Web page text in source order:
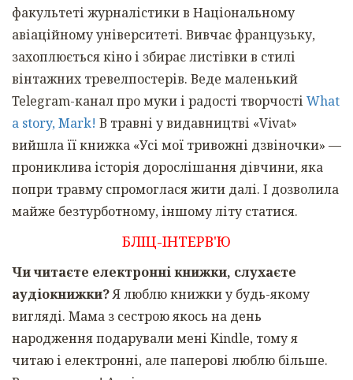
факультеті журналістики в Національному
авіаційному університеті. Вивчає французьку,
захоплюється кіно і збирає листівки в стилі
вінтажних тревелпостерів. Веде маленький
Telegram-канал про муки і радості творчості What
a story, Mark! В травні у видавництві «Vivat»
вийшла її книжка «Усі мої тривожні дзвіночки» —
прониклива історія дорослішання дівчини, яка
попри травму спромоглася жити далі. І дозволила
майже безтурботному, іншому літу статися.
БЛІЦ-ІНТЕРВ'Ю
Чи читаєте електронні книжки, слухаєте
аудіокнижки?Я люблю книжки у будь-якому
вигляді. Мама з сестрою якось на день
народження подарували мені Kindle, тому я
читаю і електронні, але паперові люблю більше.